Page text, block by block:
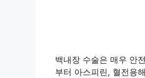
백내장 수술은 매우 안
부터 아스피린, 혈전용